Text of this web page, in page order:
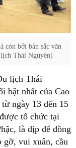
còn bởi bản sắc văn
Thái Nguyên)
lịch Thái
bật nhất của Cao
ngày 13 đến 15
tổ chức tại
là dịp để đồng
gỡ, vui xuân, cầu